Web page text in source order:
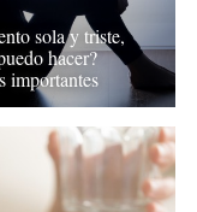
sola y triste,
hacer?
importantes